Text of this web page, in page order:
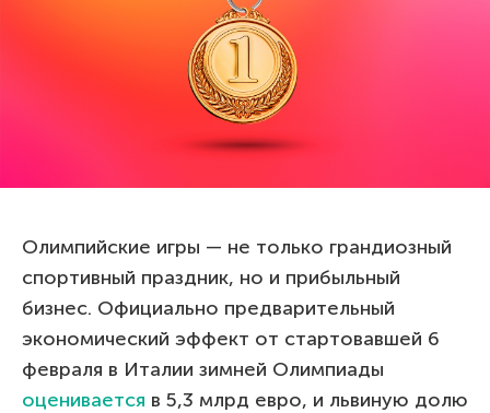
Олимпийские игры — не только грандиозный
спортивный праздник, но и прибыльный
бизнес. Официально предварительный
экономический эффект от стартовавшей 6
февраля в Италии зимней Олимпиады
оценивается в 5,3 млрд евро, и львиную долю